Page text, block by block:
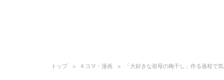
トップ ４コマ・漫画 「大好きな祖母の梅干し」作る過程で